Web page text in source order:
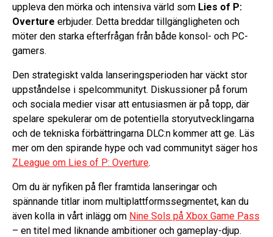
uppleva den mörka och intensiva värld som Lies of P:
Overture erbjuder. Detta breddar tillgängligheten och
möter den starka efterfrågan från både konsol- och PC-
gamers.
Den strategiskt valda lanseringsperioden har väckt stor
uppståndelse i spelcommunityt. Diskussioner på forum
och sociala medier visar att entusiasmen är på topp, där
spelare spekulerar om de potentiella storyutvecklingarna
och de tekniska förbättringarna DLC:n kommer att ge. Läs
mer om den spirande hype och vad communityt säger hos
ZLeague om Lies of P: Overture.
Om du är nyfiken på fler framtida lanseringar och
spännande titlar inom multiplattformssegmentet, kan du
även kolla in vårt inlägg om Nine Sols på Xbox Game Pass
– en titel med liknande ambitioner och gameplay-djup.